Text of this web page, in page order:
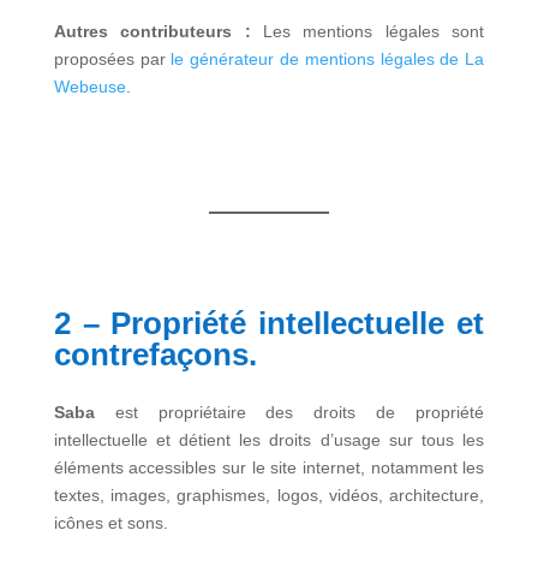
Autres contributeurs : Les mentions légales sont
proposées par le générateur de mentions légales de La
Webeuse.
2 – Propriété intellectuelle et
contrefaçons.
Sabaest propriétaire des droits de propriété
intellectuelle et détient les droits d’usage sur tous les
éléments accessibles sur le site internet, notamment les
textes, images, graphismes, logos, vidéos, architecture,
icônes et sons.